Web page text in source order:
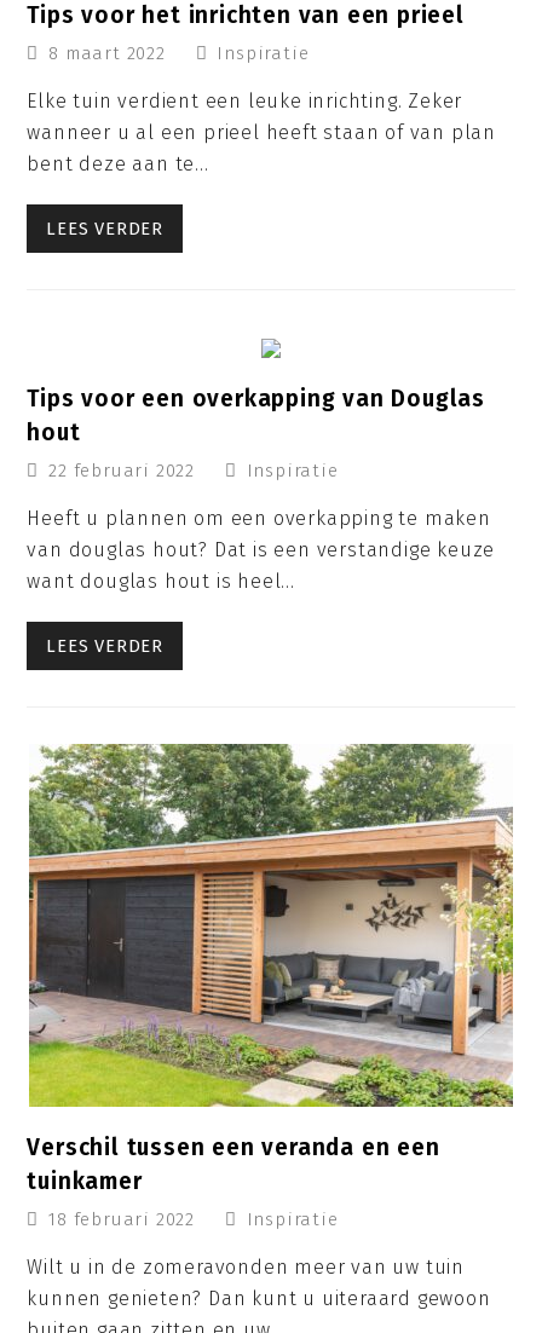
Tips voor het inrichten van een prieel
8 maart 2022 Inspiratie
Elke tuin verdient een leuke inrichting. Zeker
wanneer u al een prieel heeft staan of van plan
bent deze aan te…
LEES VERDER
Tips voor een overkapping van Douglas
hout
22 februari 2022 Inspiratie
Heeft u plannen om een overkapping te maken
van douglas hout? Dat is een verstandige keuze
want douglas hout is heel…
LEES VERDER
Verschil tussen een veranda en een
tuinkamer
18 februari 2022 Inspiratie
Wilt u in de zomeravonden meer van uw tuin
kunnen genieten? Dan kunt u uiteraard gewoon